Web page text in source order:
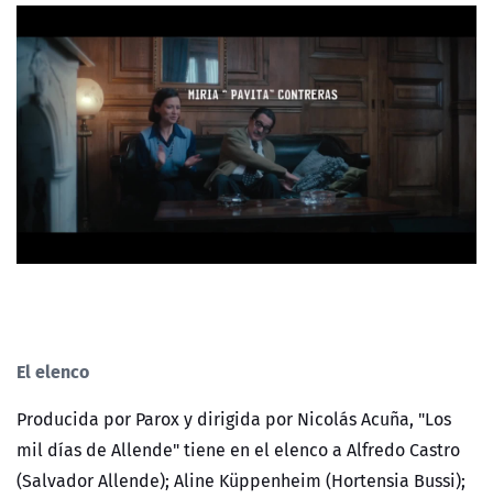
El elenco
Producida por Parox y dirigida por Nicolás Acuña, "Los
mil días de Allende" tiene en el elenco a Alfredo Castro
(Salvador Allende); Aline Küppenheim (Hortensia Bussi);